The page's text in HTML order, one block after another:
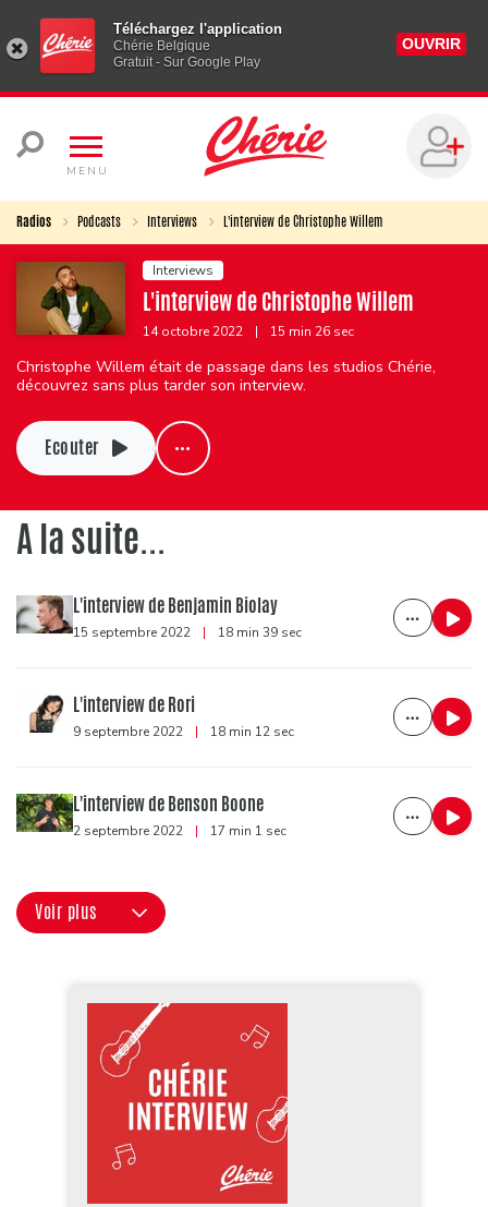
Téléchargez l'application
Chérie Belgique
Gratuit - Sur Google Play
OUVRIR
MENU
Radios Podcasts Interviews L'interview de Christophe Willem
Interviews
L'interview de Christophe Willem
14 octobre 2022 | 15 min 26 sec
Christophe Willem était de passage dans les studios Chérie,
découvrez sans plus tarder son interview.
Ecouter
A la suite...
L'interview de Benjamin Biolay
15 septembre 2022 | 18 min 39 sec
L'interview de Rori
9 septembre 2022 | 18 min 12 sec
L'interview de Benson Boone
2 septembre 2022 | 17 min 1 sec
Voir plus